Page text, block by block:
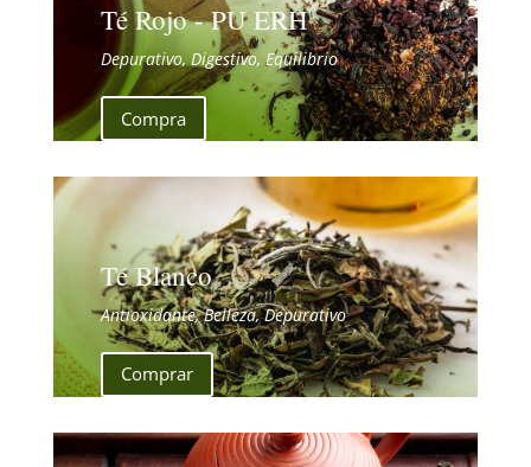
Té Rojo - PU ERH
Depurativo, Digestivo, Equilibrio
Compra
Té Blanco
Antioxidante, Belleza, Depurativo
Comprar